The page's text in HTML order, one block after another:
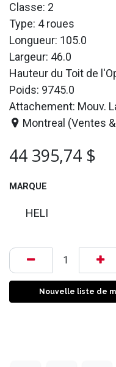
Classe: 2
Type: 4 roues
Longueur: 105.0
Largeur: 46.0
Hauteur du Toit de
Poids: 9745.0
Attachement: Mouv.
Montreal (Ventes
44 395,74 $
MARQUE
HELI
Nouvelle liste de